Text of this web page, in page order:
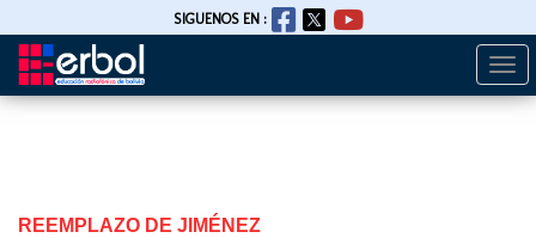
Pasar
SIGUENOS EN :
REEMPLAZO DE JIMÉNEZ